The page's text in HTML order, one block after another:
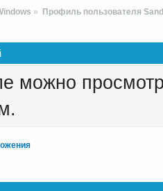
»
Профиль пользователя
можно